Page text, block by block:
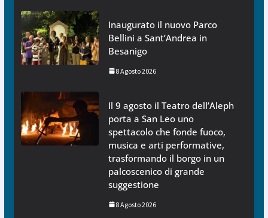
Inaugurato il nuovo Parco
Bellini a Sant’Andrea in
Besanigo
8 Agosto 2026
Il 9 agosto il Teatro dell’Aleph
porta a San Leo uno
spettacolo che fonde fuoco,
musica e arti performative,
trasformando il borgo in un
palcoscenico di grande
suggestione
8 Agosto 2026